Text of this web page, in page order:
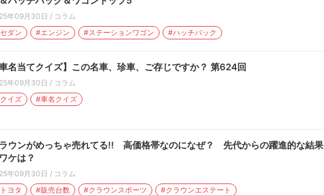
年09月30日 / コラム
ダン
#エンジン #ステーションワゴン #ハッチバック
車名当てクイズ】この名車、珍車、ご存じですか？ 第624回
年09月30日 / コラム
イズ
#車名クイズ
ウンがめっちゃ売れてる!! 高価格帯なのになぜ？ 先代からの躍進的な結果
ケは？
年09月30日 / コラム
ヨタ
#販売台数 #クラウンスポーツ
#クラウンエステート